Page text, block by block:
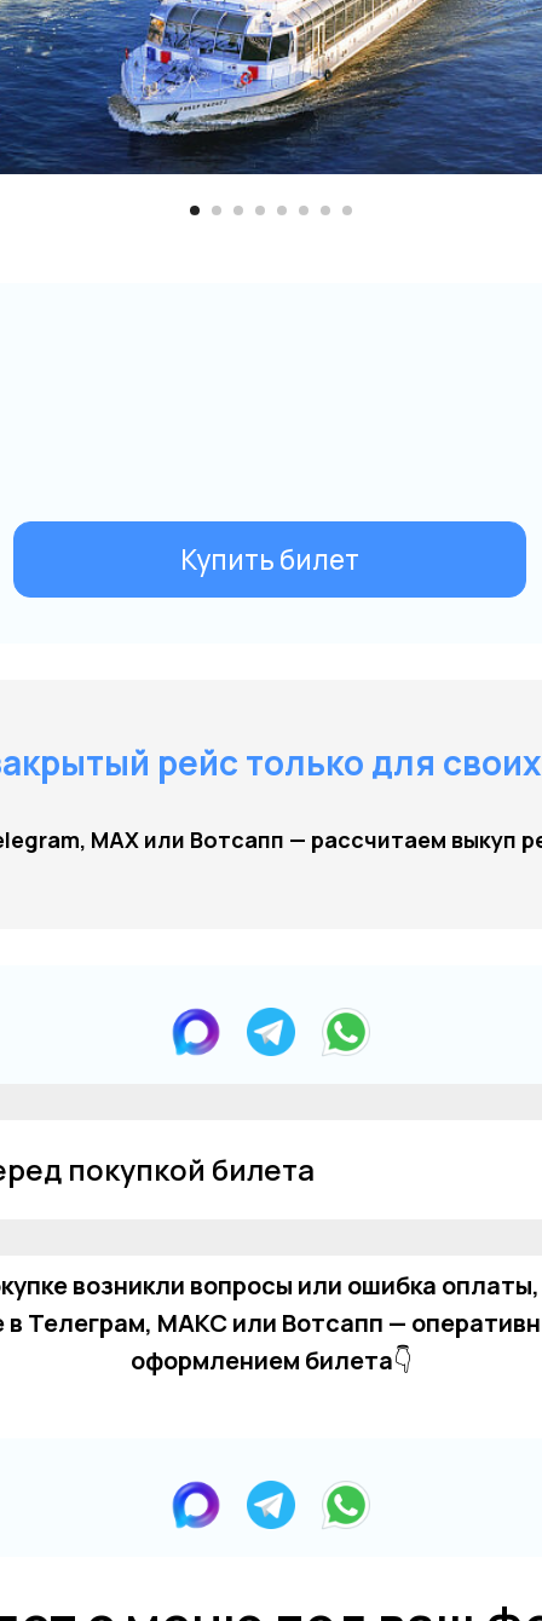
рейс только для
MAX или Вотсапп — рассчитаем выкуп
покупкой билета
возникли вопросы или ошибка
Телеграм, MAКС или Вотсапп —
оформлением билета👇